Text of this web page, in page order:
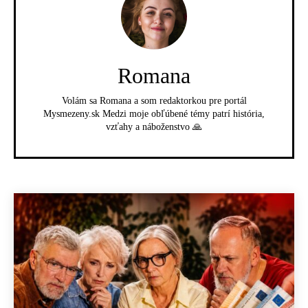
Romana
Volám sa Romana a som redaktorkou pre portál
Mysmezeny.sk Medzi moje obľúbené témy patrí história,
vzťahy a náboženstvo 🙏